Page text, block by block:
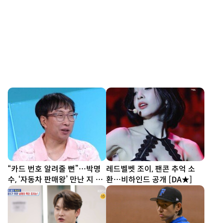
“카드 번호 알려줄 뻔”…박명
수, ‘자동차 판매왕’ 만난 지 3
분 만에 홀렸다 (사당귀)
레드벨벳 조이, 팬콘 추억 소
환…비하인드 공개 [DA★]